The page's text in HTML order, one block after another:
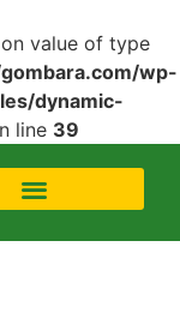
value of type
wp-
dynamic-
line 39